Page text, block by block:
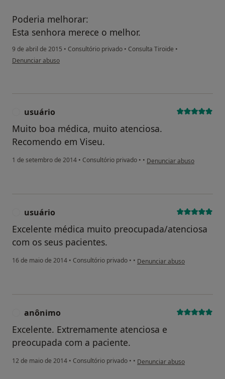
Poderia melhorar:
Esta senhora merece o melhor.
9 de abril de 2015 • Consultório privado • Consulta Tiroide •
na opinião do utilizador paciente anônimo
Denunciar abuso
usuário
Muito boa médica, muito atenciosa.
Recomendo em Viseu.
1 de setembro de 2014 • Consultório privado • • na opinião do utilizador
Denunciar abuso
usuário
Excelente médica muito preocupada/atenciosa
com os seus pacientes.
16 de maio de 2014 • Consultório privado • • na opinião do utilizador usuário
Denunciar abuso
anônimo
Excelente. Extremamente atenciosa e
preocupada com a paciente.
12 de maio de 2014 • Consultório privado • • na opinião do utilizador
Denunciar abuso